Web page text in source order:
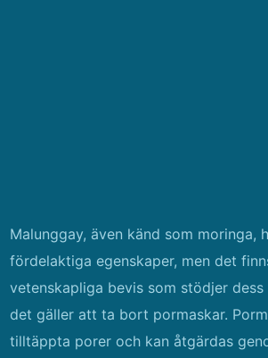
Malunggay, även känd som moringa,
fördelaktiga egenskaper, men det
vetenskapliga bevis som stödjer
det gäller att ta bort pormaskar.
tilltäppta porer och kan åtgärdas